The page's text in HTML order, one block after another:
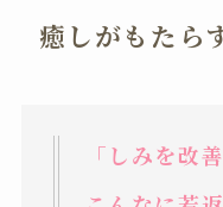
癒しがもたら
「しみを改